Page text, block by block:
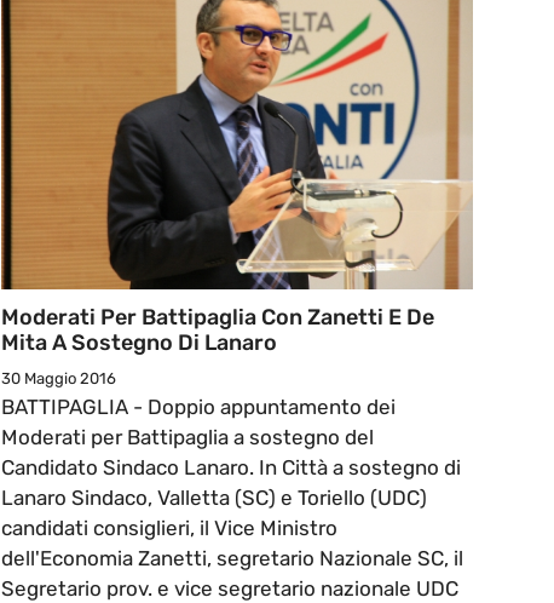
Moderati Per Battipaglia Con Zanetti E De
Mita A Sostegno Di Lanaro
30 Maggio 2016
BATTIPAGLIA - Doppio appuntamento dei
Moderati per Battipaglia a sostegno del
Candidato Sindaco Lanaro. In Città a sostegno di
Lanaro Sindaco, Valletta (SC) e Toriello (UDC)
candidati consiglieri, il Vice Ministro
dell'Economia Zanetti, segretario Nazionale SC, il
Segretario prov. e vice segretario nazionale UDC